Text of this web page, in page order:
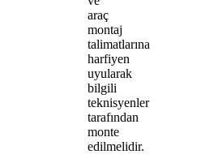
araç
montaj
talimatlarına
harfiyen
uyularak
bilgili
teknisyenler
tarafından
monte
edilmelidir.